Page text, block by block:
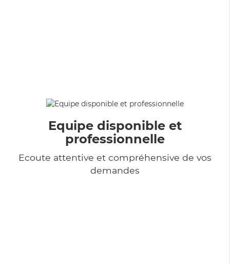
Equipe disponible et
professionnelle
Ecoute attentive et compréhensive de vos
demandes